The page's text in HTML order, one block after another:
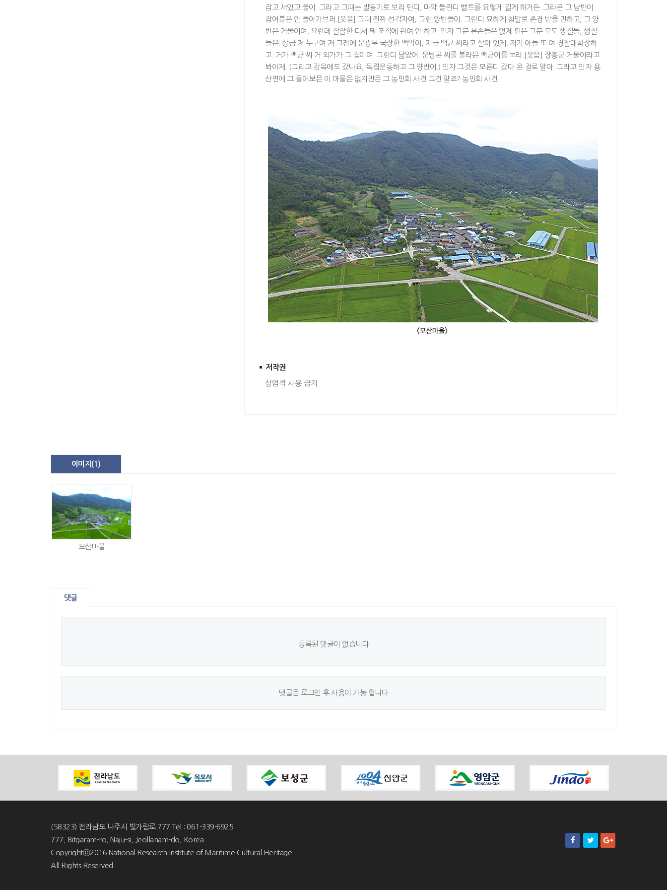
잡고 서있고 둘이. 그라고 그때는 발동기로 보리 탄디, 마악 돌린디 벨트를 요렇게 길게 하거든. 그라믄 그 냥반이
잡어블믄 안 돌아가브러.[웃음] 그때 진짜 선각자여, 그런 양반들이. 그란디 묘하게 참말로 존경 받을 만하고, 그 양
반은 거물이여. 요런데 잘잘한 디서 뭐 조직에 관여 안 하고. 인자 그분 본손들은 없제 만은 그분 모도 생질들, 생질
들은. 상금 저 누구여 저 그전에 문광부 국장한 백익이, 지금 백균 씨라고 살아 있제. 자기 아들 또 여 경찰대학장하
고. 거가 백균 씨 거 외가가 그 집이여. 그란디 닮았어. 문병곤 씨를 볼라믄 백균이를 보라.[웃음] 장흥군 거물이라고
봐야제. (그리고 감옥에도 갔나요, 독립운동하고 그 양반이.) 인자 그것은 모른디 갔다 온 걸로 알아. 그라고 인자 용
산면에 그 들어보믄 이 마을은 없지만은 그 농민회 사건 그건 알죠? 농민회 사건.
저작권
상업적 사용 금지
이미지( 1 )
모산마을
댓글
등록된 댓글이 없습니다
댓글은 로그인 후 사용이 가능 합니다
(58323) 전라남도 나주시 빛가람로 777 Tel : 061-339-6925
777, Bitgaram-ro, Naju-si, Jeollanam-do, Korea
Copyrightⓒ2016 National Research institute of Maritime Cultural Heritage.
All Rights Reserved.